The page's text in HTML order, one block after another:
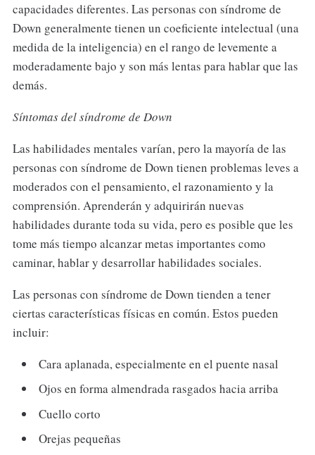
capacidades diferentes. Las personas con síndrome de
Down generalmente tienen un coeficiente intelectual (una
medida de la inteligencia) en el rango de levemente a
moderadamente bajo y son más lentas para hablar que las
demás.
Síntomas del síndrome de Down
Las habilidades mentales varían, pero la mayoría de las
personas con síndrome de Down tienen problemas leves a
moderados con el pensamiento, el razonamiento y la
comprensión. Aprenderán y adquirirán nuevas
habilidades durante toda su vida, pero es posible que les
tome más tiempo alcanzar metas importantes como
caminar, hablar y desarrollar habilidades sociales.
Las personas con síndrome de Down tienden a tener
ciertas características físicas en común. Estos pueden
incluir:
Cara aplanada, especialmente en el puente nasal
Ojos en forma almendrada rasgados hacia arriba
Cuello corto
Orejas pequeñas